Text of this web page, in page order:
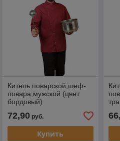
Китель поварской,шеф-
повара,мужской (цвет
бордовый)
72,90руб.
Купить